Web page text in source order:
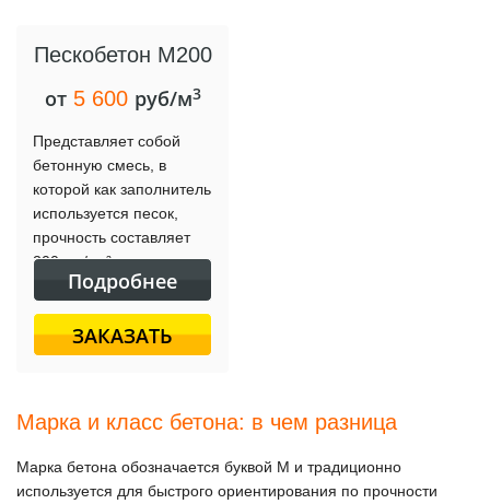
Пескобетон М200
от5 600 руб/м3
Представляет собой
бетонную смесь, в
которой как заполнитель
используется песок,
прочность составляет
200 кгс/см².
Используется для
создания конструкций
средней нагрузки.
Подробнее
ЗАКАЗАТЬ
Марка и класс бетона: в чем разница
Марка бетона обозначается буквой М и традиционно
используется для быстрого ориентирования по прочности